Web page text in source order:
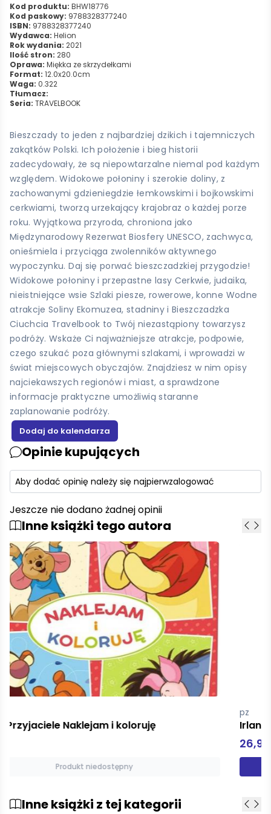
Kod produktu: BHW18776
Kod paskowy: 9788328377240
ISBN: 9788328377240
Wydawca: Helion
Rok wydania: 2021
Ilość stron: 280
Oprawa: Miękka ze skrzydełkami
Format: 12.0x20.0cm
Waga: 0.322
Tłumacz:
Seria: TRAVELBOOK
Bieszczady to jeden z najbardziej dzikich i tajemniczych
zakątków Polski. Ich położenie i bieg historii
zadecydowały, że są niepowtarzalne niemal pod każdym
względem. Widokowe połoniny i szerokie doliny, z
zachowanymi gdzieniegdzie łemkowskimi i bojkowskimi
cerkwiami, tworzą urzekający krajobraz o każdej porze
roku. Wyjątkowa przyroda, chroniona jako
Międzynarodowy Rezerwat Biosfery UNESCO, zachwyca,
onieśmiela i przyciąga zwolenników aktywnego
wypoczynku. Daj się porwać bieszczadzkiej przygodzie!
Widokowe połoniny i przepastne lasy Cerkwie, judaika,
nieistniejące wsie Szlaki piesze, rowerowe, konne Wodne
atrakcje Soliny Ekomuzea, stadniny i Bieszczadzka
Ciuchcia Travelbook to Twój niezastąpiony towarzysz
podróży. Wskaże Ci najważniejsze atrakcje, podpowie,
czego szukać poza głównymi szlakami, i wprowadzi w
świat miejscowych obyczajów. Znajdziesz w nim opisy
najciekawszych regionów i miast, a sprawdzone
informacje praktyczne umożliwią staranne
zaplanowanie podróży.
Opinie kupujących
Aby dodać opinię należy się najpierwzalogować
Jeszcze nie dodano żadnej opinii
Inne książki tego autora
Irlandia Travelbook
Dodaj do koszyka
Inne książki z tej kategorii